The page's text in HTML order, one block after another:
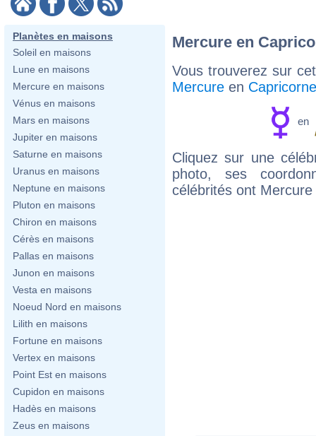
Planètes en maisons
Soleil en maisons
Lune en maisons
Mercure en maisons
Vénus en maisons
Mars en maisons
Jupiter en maisons
Saturne en maisons
Uranus en maisons
Neptune en maisons
Pluton en maisons
Chiron en maisons
Cérès en maisons
Pallas en maisons
Junon en maisons
Vesta en maisons
Noeud Nord en maisons
Lilith en maisons
Fortune en maisons
Vertex en maisons
Point Est en maisons
Cupidon en maisons
Hadès en maisons
Zeus en maisons
Mercure en
Vous trouverez sur
Mercure en Capricorne
en
Cliquez sur une
photo, ses
célébrités ont